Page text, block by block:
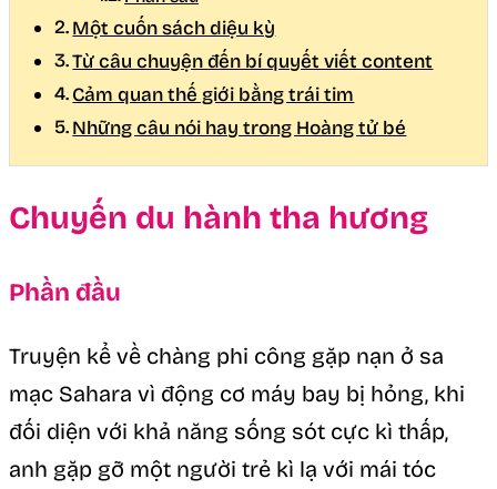
Một cuốn sách diệu kỳ
Từ câu chuyện đến bí quyết viết content
Cảm quan thế giới bằng trái tim
Những câu nói hay trong Hoàng tử bé
Chuyến du hành tha hương
Phần đầu
Truyện kể về chàng phi công gặp nạn ở sa
mạc Sahara vì động cơ máy bay bị hỏng, khi
đối diện với khả năng sống sót cực kì thấp,
anh gặp gỡ một người trẻ kì lạ với mái tóc